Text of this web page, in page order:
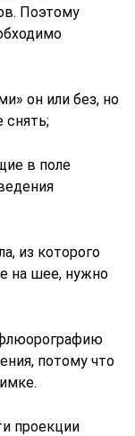
Поэтому
он или без, но
в поле
из которого
на шее, нужно
потому что
проекции